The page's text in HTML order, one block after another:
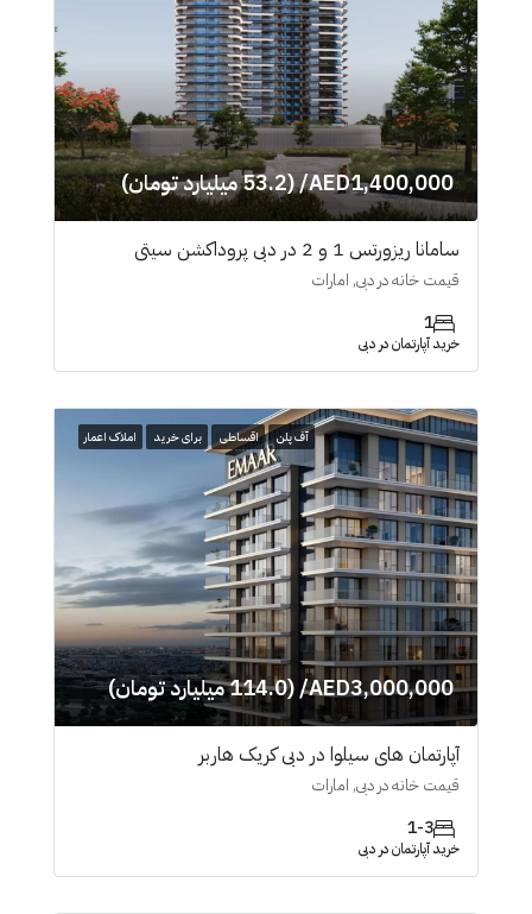
AED1,400,000/ (53.2 میلیارد تومان)
سامانا ریزورتس 1 و 2 در دبی پروداکشن سیتی
قیمت خانه در دبی, امارات
1
خرید آپارتمان در دبی
آف پلن اقساطی برای خرید املاک اعمار
AED3,000,000/ (114.0 میلیارد تومان)
آپارتمان های سیلوا در دبی کریک هاربر
قیمت خانه در دبی, امارات
1-3
خرید آپارتمان در دبی